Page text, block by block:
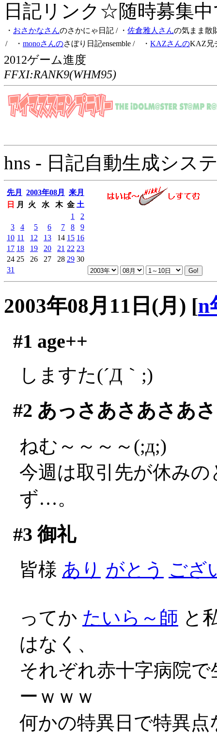
日記リンク☆随時募集
・ おさかなさんのさかにゃ日記 / ・ 佐倉雅人さんの気まま散
/ ・ monoさんのさぼり日記ensemble / ・ KAZさんのKAZ兄
2012ゲーム進度
FFXI:RANK9(WHM95)
hns - 日記自動生成シス
先月 2003年08月
来月
日
月 火 水 木 金 土
1
2
3
4 5 6 7 8
9
10 11 12 13 14 15 16
17 18 19 20 21 22 23
24 25 26 27 28 29 30
31
2003年08月11日(月) [n
#1 age++
しますた(´Д｀;)
#2 あっさあさあさあ
ねむ～～～～(;д;)
今週は取引先が休み
ず…。
#3 御礼
皆様 あり がとう ござ
ってか たいら～師 と
はなく、
それぞれ赤十字病院
ーｗｗｗ
何かの特異日で特異